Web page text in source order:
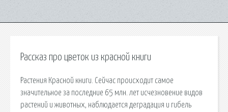
Рассказ про цветок из красной книги
Растения Красной книги. Сейчас происходит самое
значительное за последние 65 млн. лет исчезновение видов
растений и животных, наблюдается деградация и гибель